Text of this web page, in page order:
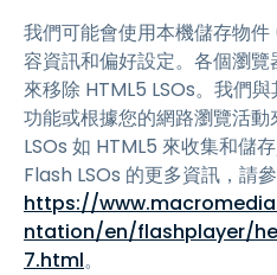
我們可能會使用本機儲存物
容資訊和偏好設定。各個瀏
來移除 HTML5 LSOs。我們
功能或根據您的網路瀏覽活
LSOs 如 HTML5 來收集和儲
Flash LSOs 的更多資訊，請
https://
ntation/en/flashplayer/
7.html。